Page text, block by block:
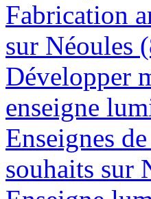
Fabrication
sur Néoules
Développer
enseigne
Enseignes
souhaits sur